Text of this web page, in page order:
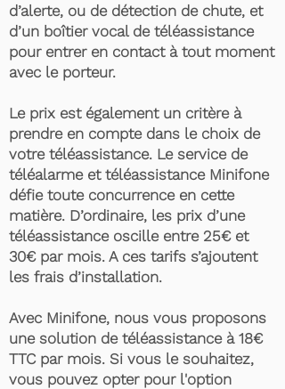
d’alerte, ou de détection de chute, et
d’un boîtier vocal de téléassistance
pour entrer en contact à tout moment
avec le porteur.
Le prix est également un critère à
prendre en compte dans le choix de
votre téléassistance. Le service de
téléalarme et téléassistance Minifone
défie toute concurrence en cette
matière. D’ordinaire, les prix d’une
téléassistance oscille entre 25€ et
30€ par mois. A ces tarifs s’ajoutent
les frais d’installation.
Avec Minifone, nous vous proposons
une solution de téléassistance à 18€
TTC par mois. Si vous le souhaitez,
vous pouvez opter pour l'option